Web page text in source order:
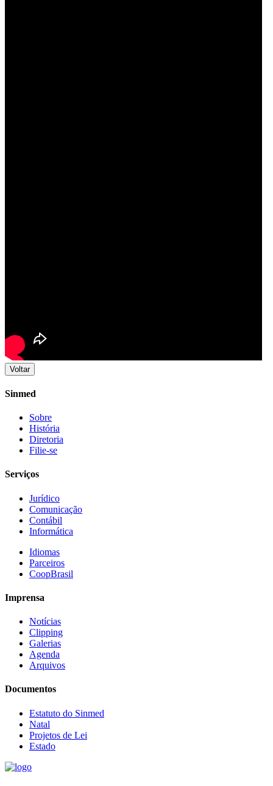
Voltar
Sinmed
Sobre
História
Diretoria
Filie-se
Serviços
Jurídico
Comunicação
Contábil
Informática
Idiomas
Parceiros
CoopBrasil
Imprensa
Notícias
Clipping
Galerias
Agenda
Arquivos
Documentos
Estatuto do Sinmed
Natal
Projetos de Lei
Estado